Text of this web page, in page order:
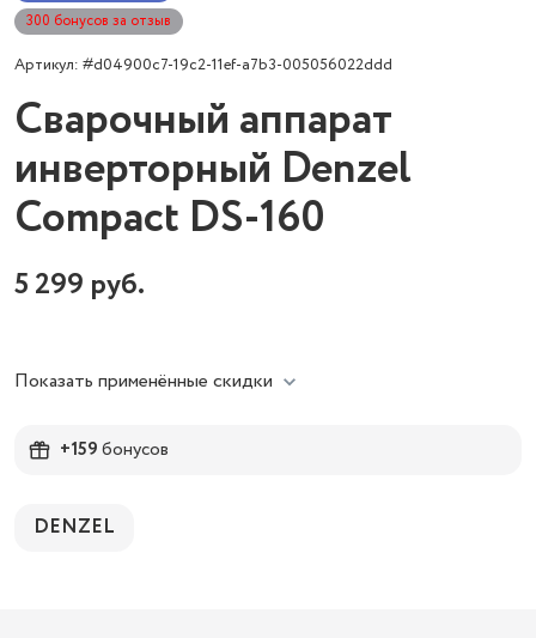
300 бонусов за отзыв
Артикул: #d04900c7-19c2-11ef-a7b3-005056022ddd
Сварочный аппарат
инверторный Denzel
Compact DS-160
5 299 руб.
Показать применённые скидки
+159бонусов
DENZEL